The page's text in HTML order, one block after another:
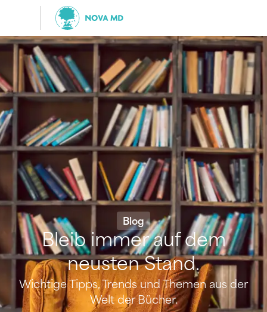
Blog
Bleib immer auf dem
neusten Stand.
Wichtige Tipps, Trends und Themen aus der
Welt der Bücher.